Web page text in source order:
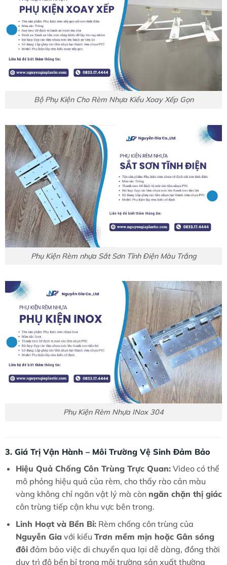
Bộ Phụ Kiện Cho Rèm Nhựa Kiểu Xoay Xếp Gọn
Phụ Kiện Rèm nhựa Sắt Sơn Tĩnh Điện Màu Trắng
Phụ Kiện Rèm Nhựa INox 304
3. Giá Trị Vận Hành – Môi Trường Vệ Sinh Đảm Bảo
Hiệu Quả Chống Côn Trùng Trực Quan:Video có thể
mô phỏng hiệu quả của rèm, cho thấy rào cản màu
vàng không chỉ ngăn vật lý mà còn ngăn chặn thị giác
côn trùng tiếp cận khu vực bên trong.
Linh Hoạt và Bền Bỉ:Rèm chống côn trùng của
Nguyễn Giavới kiểu Trơn mềm mịn hoặc Gân sóng
đôiđảm bảo việc di chuyển qua lại dễ dàng, đồng thời
duy trì độ bền bỉ trong môi trường sản xuất thường